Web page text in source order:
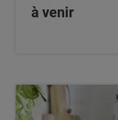
à venir